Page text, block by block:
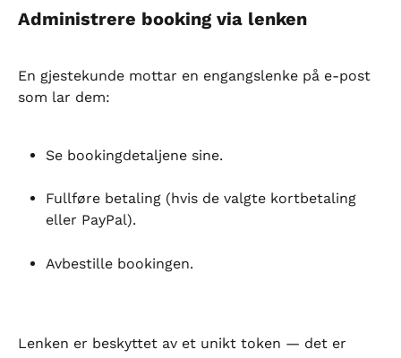
Administrere booking via lenken
En gjestekunde mottar en engangslenke på e-post
som lar dem:
Se bookingdetaljene sine.
Fullføre betaling (hvis de valgte kortbetaling
eller PayPal).
Avbestille bookingen.
Lenken er beskyttet av et unikt token — det er